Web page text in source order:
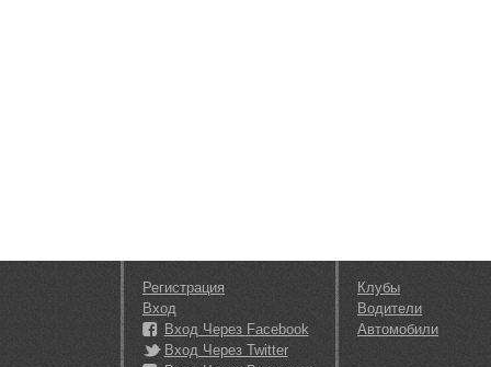
Регистрация
Вход
Вход Через Facebook
Вход Через Twitter
Клубы
Водители
Автомобили